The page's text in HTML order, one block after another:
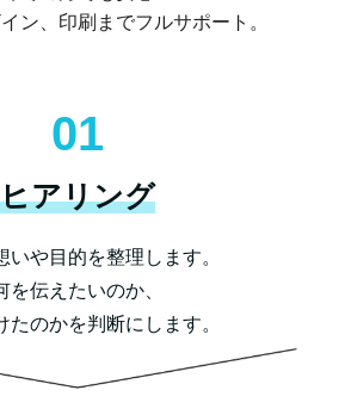
ン、印刷までフルサポート。
01
ヒアリング
いや目的を整理します。
を伝えたいのか、
たのかを判断にします。